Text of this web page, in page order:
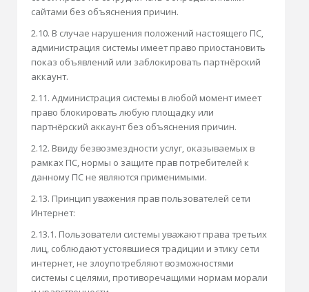
сайтами без объяснения причин.
2.10. В случае нарушения положений настоящего ПС,
администрация системы имеет право приостановить
показ объявлений или заблокировать партнёрский
аккаунт.
2.11. Администрация системы в любой момент имеет
право блокировать любую площадку или
партнёрский аккаунт без объяснения причин.
2.12. Ввиду безвозмездности услуг, оказываемых в
рамках ПС, нормы о защите прав потребителей к
данному ПС не являются применимыми.
2.13. Принцип уважения прав пользователей сети
Интернет:
2.13.1. Пользователи системы уважают права третьих
лиц, соблюдают устоявшиеся традиции и этику сети
интернет, не злоупотребляют возможностями
системы с целями, противоречащими нормам морали